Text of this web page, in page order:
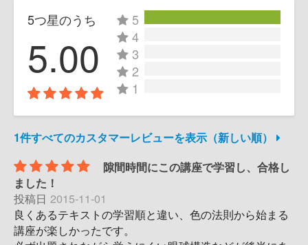
5つ星のうち
5.00
5
4
3
2
1
1件すべてのカスタマーレビューを表示（新しい順）
隙間時間にこの講座で学習し、合格し
ました！
投稿日 2015-11-01
良くあるテキストの学習順と違い、色の法則から始まる
講座が楽しかったです。